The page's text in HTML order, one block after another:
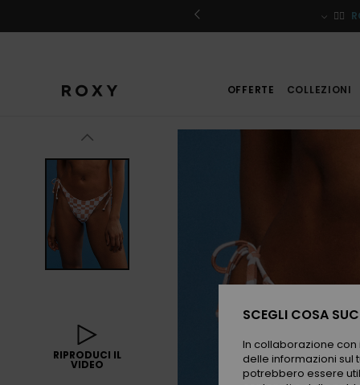
prodotto
🏄‍♀️
OFFERTE COLLEZIONI
RIPRODUCI IL
VIDEO
SCEGLI COSA
In collaborazione
delle informazioni sul
potrebbero essere